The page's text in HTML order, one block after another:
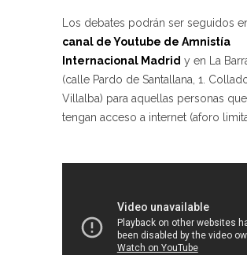
Los debates podrán ser seguidos
canal de Youtube de Amnistía
Internacional Madrid y en La
(calle Pardo de Santallana, 1.
Villalba) para aquellas personas
tengan acceso a internet (aforo